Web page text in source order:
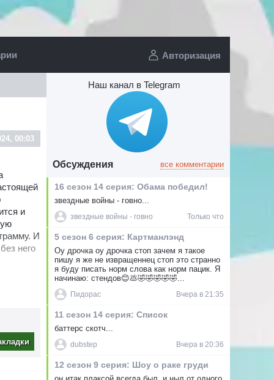
00:03
и
И
него
не в
что
Наш канал в Telegram
Обсуждения все комментарии
16 сезон 14 серия: Обама победил!
звездные войны - говно...
звездные войны - говно Только что
5 сезон 6 серия: Картманлэнд
Оу дрочка оу дрочка стоп зачем я такое
пишу я же не извращеннец стоп это странно
я буду писать норм слова как норм пацик. Я
начинаю: стендов😊💩🤣🤣🤣🤣🤣...
Пидорас Вчера в 21:35
11 сезон 14 серия: Список
баттерс скотч...
dubstep Вчера в 20:36
12 сезон 9 серия: Шоу о раке груди
он итак плаксой всегда был, и ныл от одного
Авторизация